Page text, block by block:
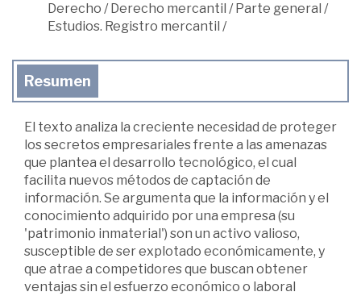
Derecho /Derecho mercantil /Parte general /
Estudios. Registro mercantil /
Resumen
El texto analiza la creciente necesidad de proteger
los secretos empresariales frente a las amenazas
que plantea el desarrollo tecnológico, el cual
facilita nuevos métodos de captación de
información. Se argumenta que la información y el
conocimiento adquirido por una empresa (su
'patrimonio inmaterial') son un activo valioso,
susceptible de ser explotado económicamente, y
que atrae a competidores que buscan obtener
ventajas sin el esfuerzo económico o laboral